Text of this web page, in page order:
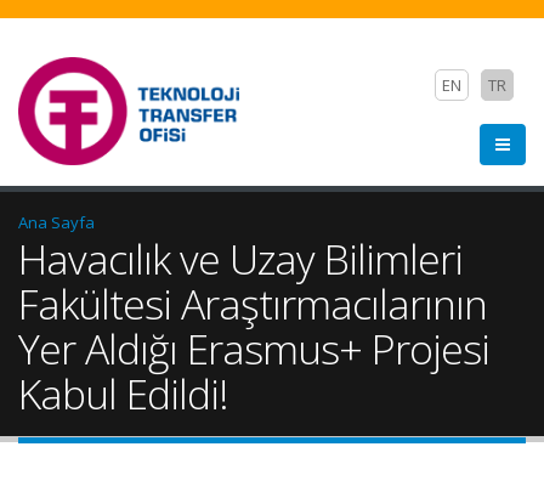
EN TR
Ana Sayfa
Havacılık ve Uzay Bilimleri
Fakültesi Araştırmacılarının
Yer Aldığı Erasmus+ Projesi
Kabul Edildi!